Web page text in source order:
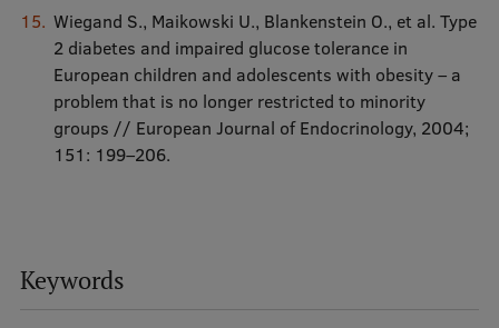
Wiegand S., Maikowski U., Blankenstein O., et al. Type
2 diabetes and impaired glucose tolerance in
European children and adolescents with obesity – a
problem that is no longer restricted to minority
groups // European Journal of Endocrinology, 2004;
151: 199–206.
Keywords